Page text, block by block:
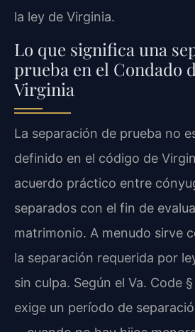
la ley de Virginia.
Lo que significa una
prueba en el Condado
Virginia
La separación de prueba no
definido en el código de
acuerdo práctico entre
separados con el fin de
matrimonio. A menudo sirve
la separación requerida por
sin culpa. Según el Va. Code
exige un período de